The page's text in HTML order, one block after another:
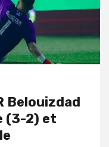
Belouizdad
(3-2) et